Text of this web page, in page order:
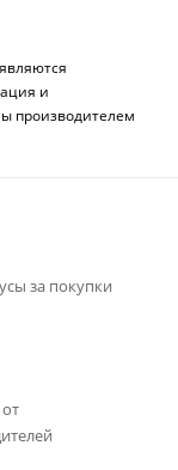
и
производителем
за покупки